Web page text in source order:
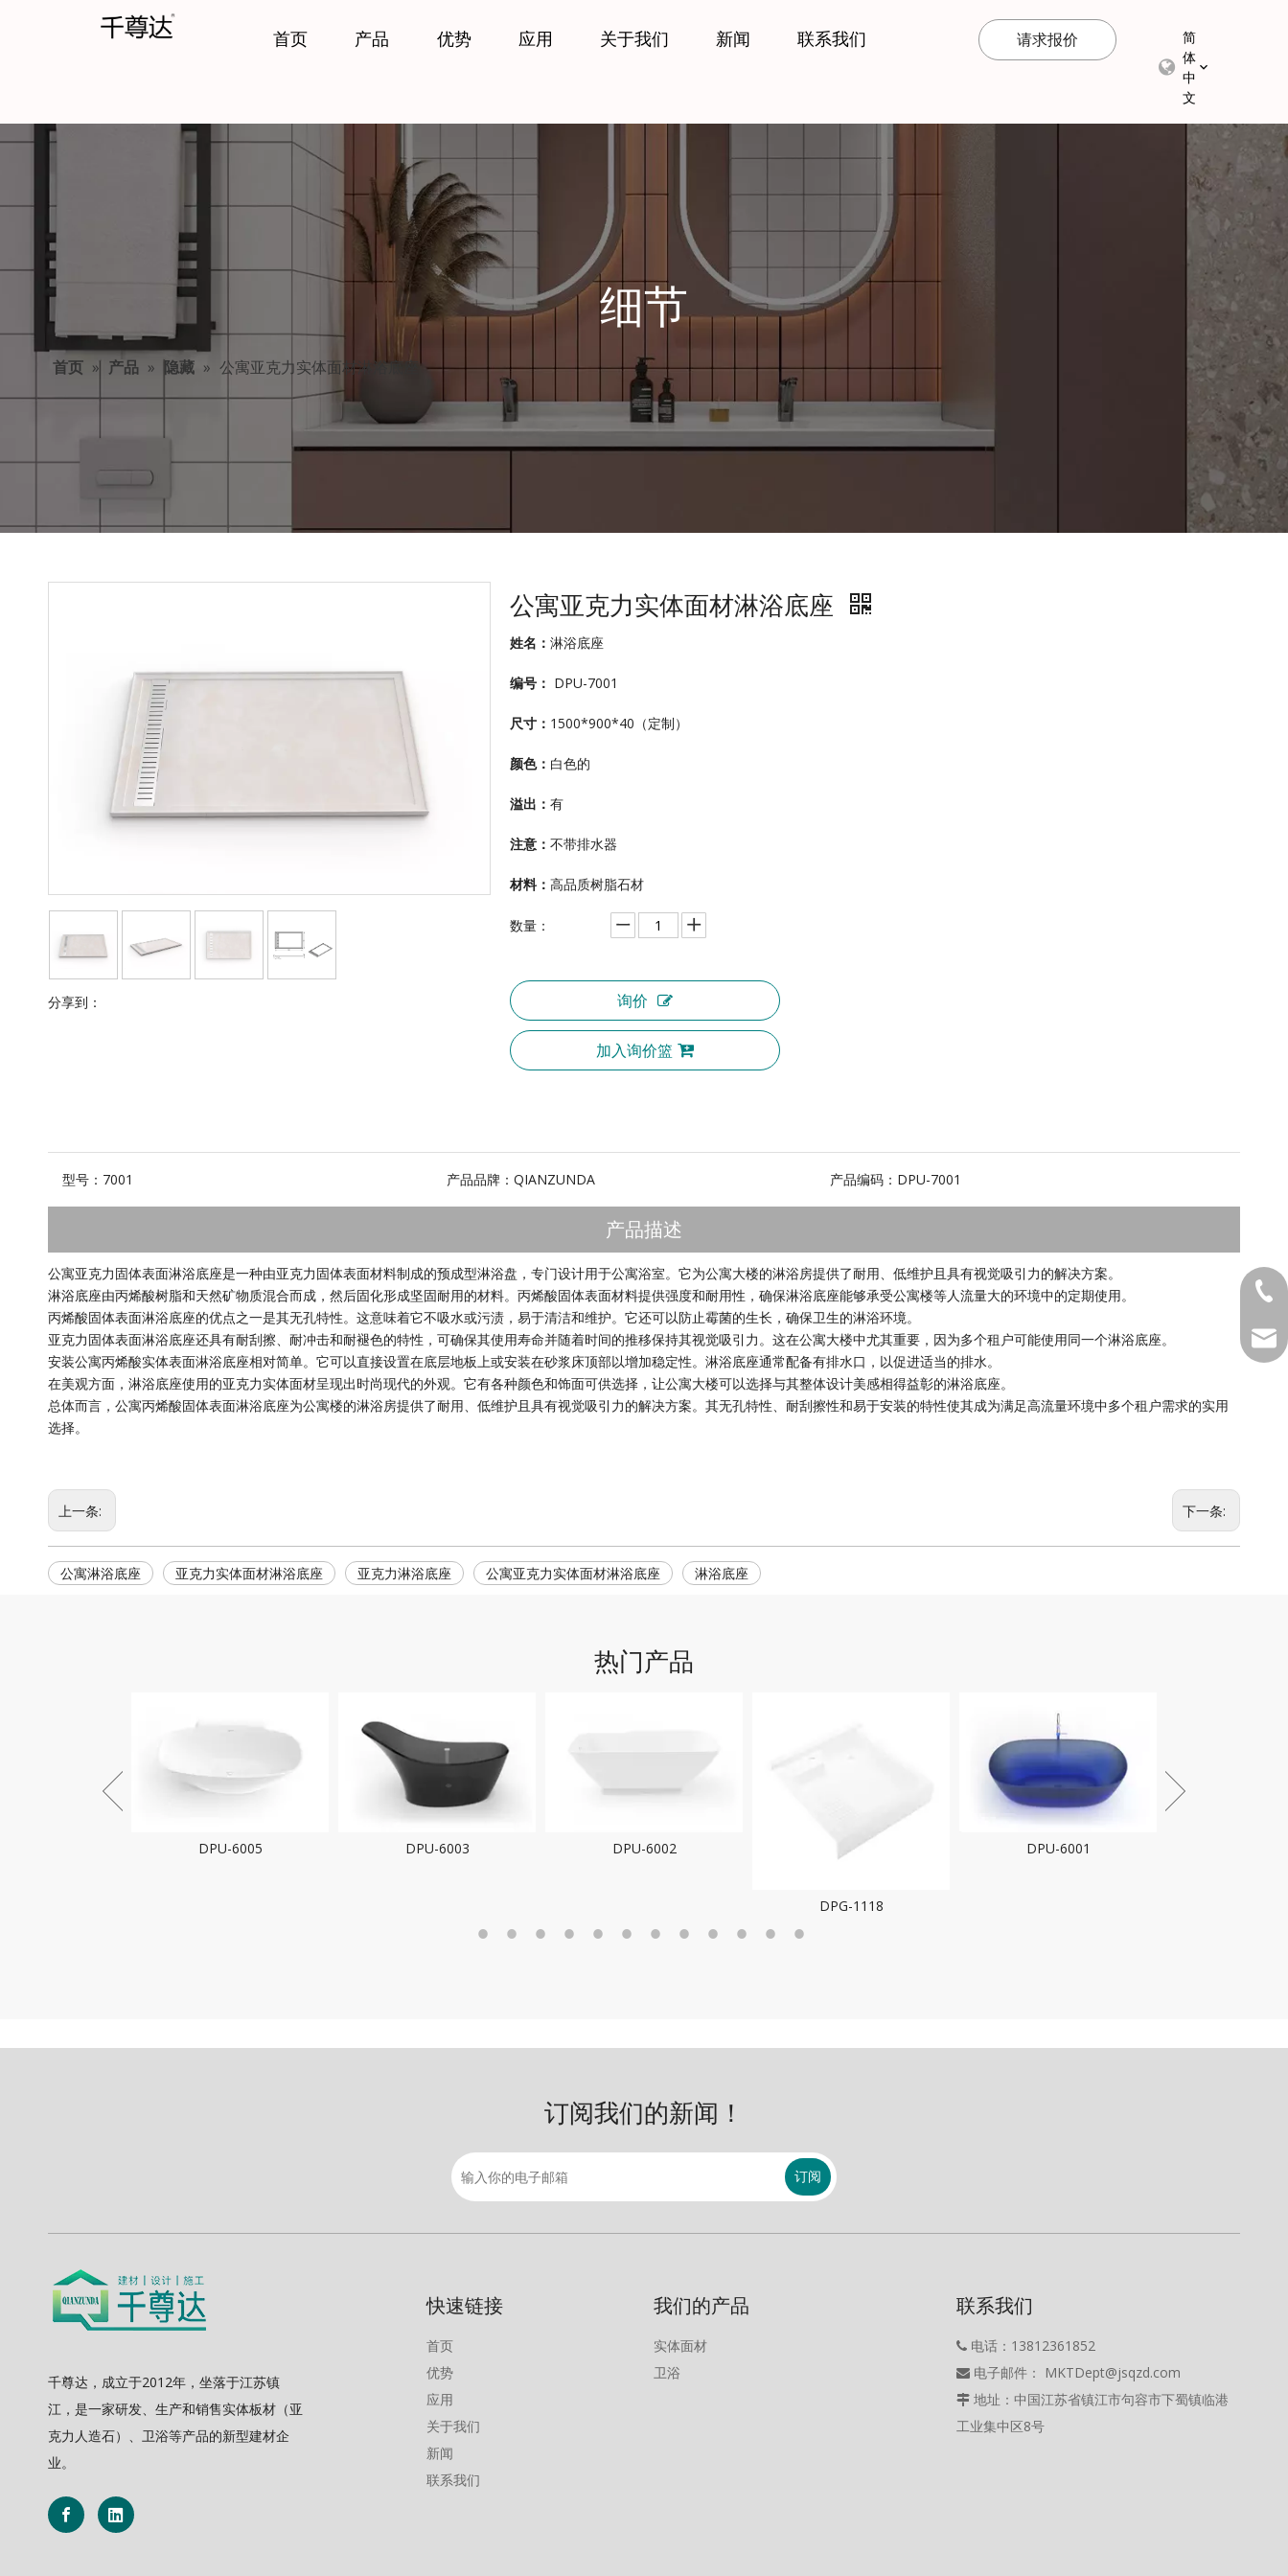
首页 产品 优势 应用 关于我们 新闻 联系我们 请求报价
简
体
中
文
细节
首页 » 产品 » 隐藏 » 公寓亚克力实体面材淋浴底座
分享到：
公寓亚克力实体面材淋浴底座
姓名： 淋浴底座
编号： DPU-7001
尺寸： 1500*900*40（定制）
颜色： 白色的
溢出： 有
注意： 不带排水器
材料： 高品质树脂石材
数量：
询价
加入询价篮
型号： 7001 产品品牌： QIANZUNDA 产品编码： DPU-7001
产品描述
公寓亚克力固体表面淋浴底座是一种由亚克力固体表面材料制成的预成型淋浴盘，专门设计用于公寓浴室。它为公寓大楼的淋浴房提供了耐用、低维护且具有视觉吸引力的解决方案。
淋浴底座由丙烯酸树脂和天然矿物质混合而成，然后固化形成坚固耐用的材料。丙烯酸固体表面材料提供强度和耐用性，确保淋浴底座能够承受公寓楼等人流量大的环境中的定期使用。
丙烯酸固体表面淋浴底座的优点之一是其无孔特性。这意味着它不吸水或污渍，易于清洁和维护。它还可以防止霉菌的生长，确保卫生的淋浴环境。
亚克力固体表面淋浴底座还具有耐刮擦、耐冲击和耐褪色的特性，可确保其使用寿命并随着时间的推移保持其视觉吸引力。这在公寓大楼中尤其重要，因为多个租户可能使用同一个淋浴底座。
安装公寓丙烯酸实体表面淋浴底座相对简单。它可以直接设置在底层地板上或安装在砂浆床顶部以增加稳定性。淋浴底座通常配备有排水口，以促进适当的排水。
在美观方面，淋浴底座使用的亚克力实体面材呈现出时尚现代的外观。它有各种颜色和饰面可供选择，让公寓大楼可以选择与其整体设计美感相得益彰的淋浴底座。
总体而言，公寓丙烯酸固体表面淋浴底座为公寓楼的淋浴房提供了耐用、低维护且具有视觉吸引力的解决方案。其无孔特性、耐刮擦性和易于安装的特性使其成为满足高流量环境中多个租户需求的实用
选择。
上一条: 下一条:
公寓淋浴底座 亚克力实体面材淋浴底座 亚克力淋浴底座 公寓亚克力实体面材淋浴底座 淋浴底座
热门产品
DPU-6003 DPU-6002 DPU-6001
订阅我们的新闻！
订阅
千尊达，成立于2012年，坐落于江苏镇
江，是一家研发、生产和销售实体板材（亚
克力人造石）、卫浴等产品的新型建材企
业。
快速链接
首页
优势
应用
关于我们
新闻
联系我们
我们的产品
实体面材
卫浴
联系我们
电话：13812361852
电子邮件： MKTDept@jsqzd.com
地址：中国江苏省镇江市句容市下蜀镇临港
工业集中区8号